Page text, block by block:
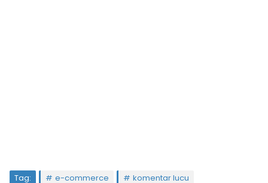
Tag: e-commerce
komentar lucu